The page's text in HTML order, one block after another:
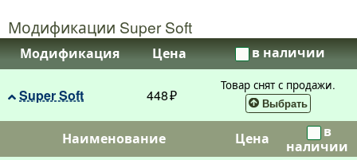
Модификации Super Soft
Модификация Цена в наличии
Super Soft 448
Товар снят с продажи.
Выбрать
Наименование Цена
в
наличии